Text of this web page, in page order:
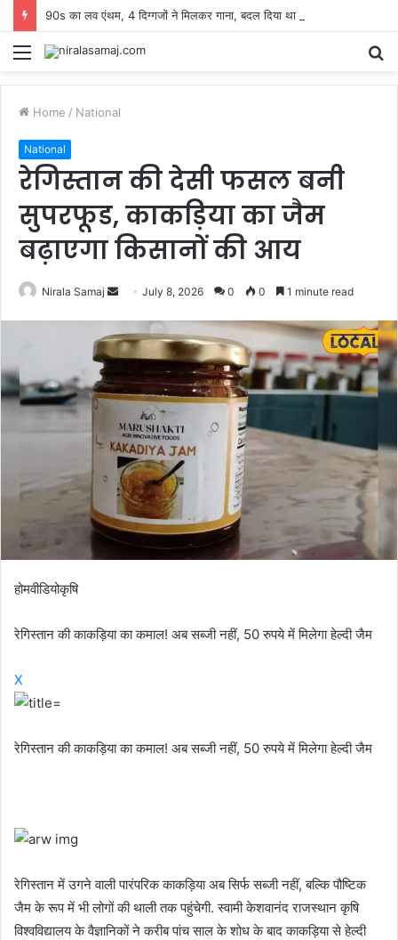
Menu
Home / National
National
रेगिस्तान की देसी फसल बनी
सुपरफूड, काकड़िया का जैम
बढ़ाएगा किसानों की आय
Nirala Samaj
Send
email
July 8, 2026 0 0 1 minute read
होमवीडियोकृषि
रेगिस्तान की काकड़िया का कमाल! अब सब्जी नहीं, 50 रुपये में मिलेगा हेल्दी जैम
X
रेगिस्तान की काकड़िया का कमाल! अब सब्जी नहीं, 50 रुपये में मिलेगा हेल्दी जैम
रेगिस्तान में उगने वाली पारंपरिक काकड़िया अब सिर्फ सब्जी नहीं, बल्कि पौष्टिक
जैम के रूप में भी लोगों की थाली तक पहुंचेगी. स्वामी केशवानंद राजस्थान कृषि
विश्वविद्यालय के वैज्ञानिकों ने करीब पांच साल के शोध के बाद काकड़िया से हेल्दी